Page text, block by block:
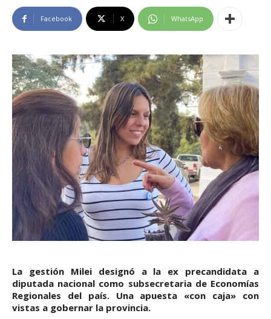
Facebook X WhatsApp
La gestión Milei designó a la ex precandidata a
diputada nacional como subsecretaria de Economías
Regionales del país. Una apuesta «con caja» con
vistas a gobernar la provincia.